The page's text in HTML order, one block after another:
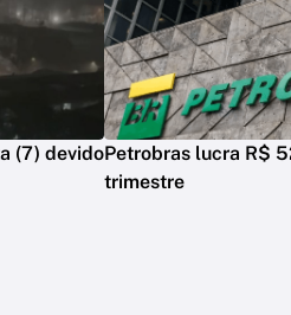
(7) devidoPetrobras lucra R$
trimestre